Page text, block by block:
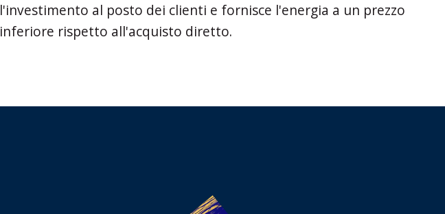
l'investimento al posto dei clienti e fornisce l'energia a un prezzo
inferiore rispetto all'acquisto diretto.